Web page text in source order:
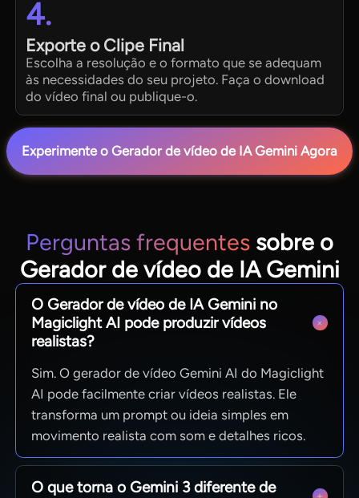
4.
Exporte o Clipe Final
Escolha a resolução e o formato que se adequam
às necessidades do seu projeto. Faça o download
do vídeo final ou publique-o.
Experimente o Gerador de vídeo de IA Gemini Agora
Perguntas frequentes sobre o
Gerador de vídeo de IA Gemini
O Gerador de vídeo de IA Gemini no
Magiclight AI pode produzir vídeos
realistas?
Sim. O gerador de vídeo Gemini AI do Magiclight
AI pode facilmente criar vídeos realistas. Ele
transforma um prompt ou ideia simples em
movimento realista com som e detalhes ricos.
O que torna o Gemini 3 diferente de